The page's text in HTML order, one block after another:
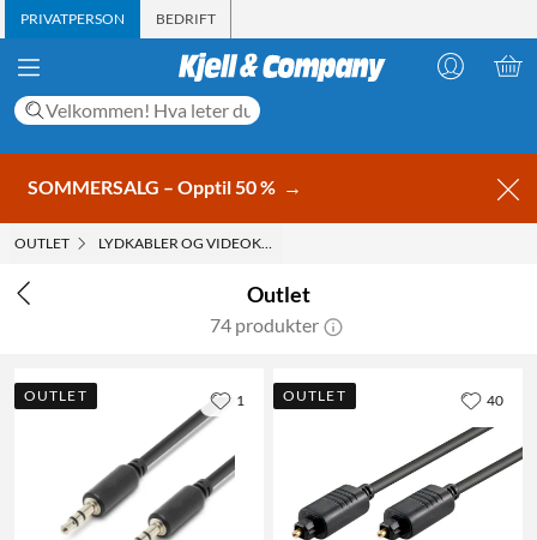
PRIVATPERSON BEDRIFT
SOMMERSALG – Opptil 50 % →
OUTLET LYDKABLER OG VIDEOKABLER
Outlet
74 produkter
OUTLET 1 OUTLET 40